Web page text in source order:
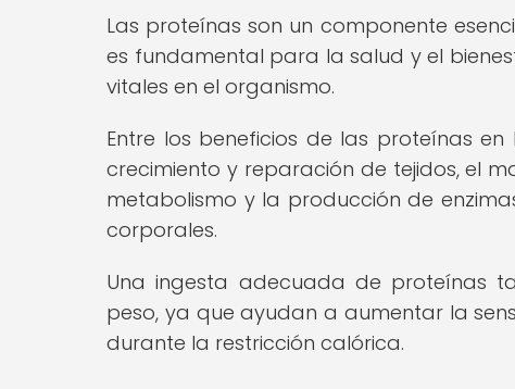
Las proteínas son un componente
es fundamental para la salud y el
vitales en el organismo.
Entre los beneficios de las proteínas
crecimiento y reparación de tejidos, el
metabolismo y la producción de
corporales.
Una ingesta adecuada de proteínas
peso, ya que ayudan a aumentar la
durante la restricción calórica.